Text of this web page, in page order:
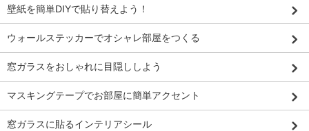
壁紙を簡単DIYで貼り替えよう！
ウォールステッカーでオシャレ部屋をつくる
窓ガラスをおしゃれに目隠ししよう
マスキングテープでお部屋に簡単アクセント
窓ガラスに貼るインテリアシール